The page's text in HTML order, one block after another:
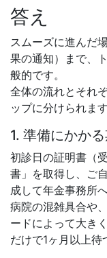
答え
スムーズに進んだ
果の通知）まで、
般的です。
全体の流れとそれ
ップに分けられます
1. 準備にかか
初診日の証明書（
書」を取得し、ご
成して年金事務所
病院の混雑具合や
ードによって大き
だけで1ヶ月以上待